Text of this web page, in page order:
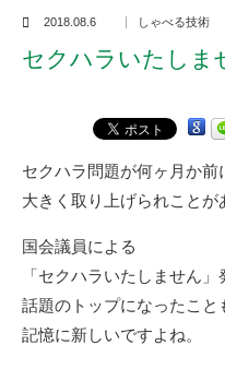
2018.08.6 しゃべる技術
セクハラいたしま
セクハラ問題が何ヶ月か前
大きく取り上げられことが
国会議員による
「セクハラいたしません」
話題のトップになったこと
記憶に新しいですよね。